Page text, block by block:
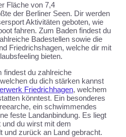
Fläche von 7,4
der Berliner Seen. Dir werden
Aktivitäten geboten, wie
fahren. Zum Baden findest du
Badestellen sowie die
Friedrichshagen, welche dir mit
bieten.
findest du zahlreiche
du dich stärken kannst
Friedrichhagen, welchem
könntest. Ein besonderes
ein schwimmendes
feste Landanbindung. Es liegt
du wirst mit dem
und zurück an Land gebracht.